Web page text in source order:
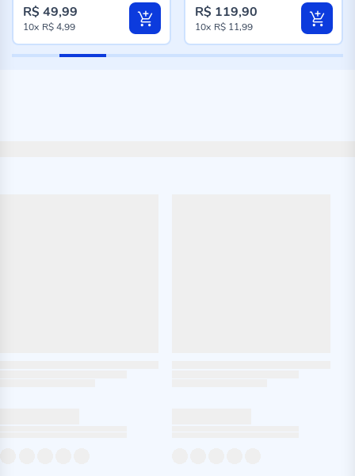
R$ 49,99
10x R$ 4,99
R$ 119,90
10x R$ 11,99